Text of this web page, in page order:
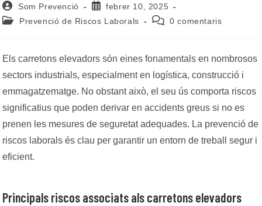
Autor
de
l'entrada:
Som Prevenció
Entrada
publicada:
febrer 10, 2025
Categoria
Prevenció de Riscos Laborals
Comentaris
0 comentaris
Els carretons elevadors són eines fonamentals en nombrosos
sectors industrials, especialment en logística, construcció i
emmagatzematge. No obstant això, el seu ús comporta riscos
significatius que poden derivar en accidents greus si no es
prenen les mesures de seguretat adequades. La prevenció de
riscos laborals és clau per garantir un entorn de treball segur i
eficient.
Principals riscos associats als carretons elevadors